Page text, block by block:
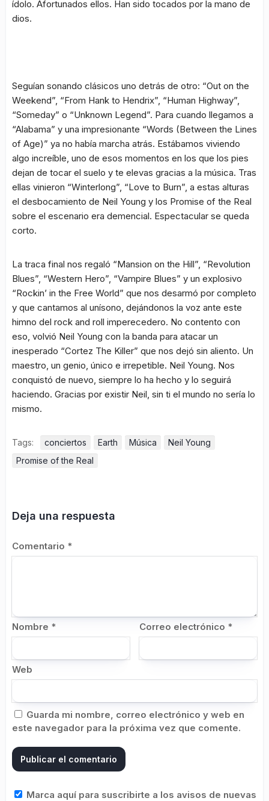
ídolo. Afortunados ellos. Han sido tocados por la mano de
dios.
Seguían sonando clásicos uno detrás de otro: “Out on the
Weekend”, “From Hank to Hendrix”, “Human Highway”,
“Someday” o “Unknown Legend”. Para cuando llegamos a
“Alabama” y una impresionante “Words (Between the Lines
of Age)” ya no había marcha atrás. Estábamos viviendo
algo increíble, uno de esos momentos en los que los pies
dejan de tocar el suelo y te elevas gracias a la música. Tras
ellas vinieron “Winterlong”, “Love to Burn”, a estas alturas
el desbocamiento de Neil Young y los Promise of the Real
sobre el escenario era demencial. Espectacular se queda
corto.
La traca final nos regaló “Mansion on the Hill”, “Revolution
Blues”, “Western Hero”, “Vampire Blues” y un explosivo
“Rockin’ in the Free World” que nos desarmó por completo
y que cantamos al unísono, dejándonos la voz ante este
himno del rock and roll imperecedero. No contento con
eso, volvió Neil Young con la banda para atacar un
inesperado “Cortez The Killer” que nos dejó sin aliento. Un
maestro, un genio, único e irrepetible. Neil Young. Nos
conquistó de nuevo, siempre lo ha hecho y lo seguirá
haciendo. Gracias por existir Neil, sin ti el mundo no sería lo
mismo.
Tags: conciertos Earth Música
Neil Young
Promise of the Real
Deja una respuesta
Comentario *
Nombre * Correo electrónico *
Web
Guarda mi nombre, correo electrónico y web en
este navegador para la próxima vez que comente.
Marca aquí para suscribirte a los avisos de nuevas